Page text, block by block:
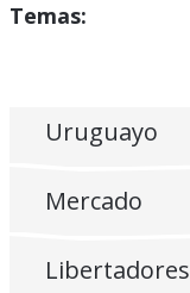
Temas:
Uruguayo
Mercado
Libertadores